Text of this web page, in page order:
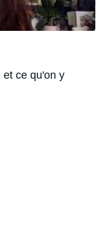
et ce qu'on y